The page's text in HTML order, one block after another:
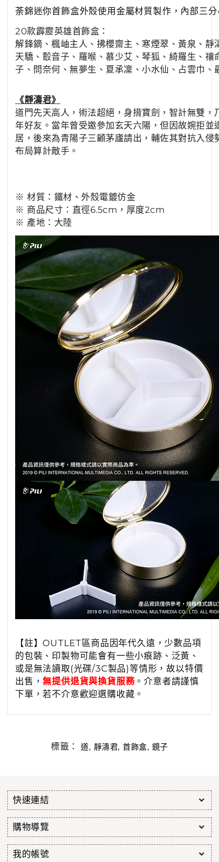
荼錦迷你首飾盒外殼使用金屬材質製作，內部三
20款霹靂英雄首飾盒：
解鋒鏑、楓岫主人、拂櫻齋主、寒煙翠、黃泉、靜
天驕、鷇音子、羅喉、慕少艾、琴狐、綺羅生、禳
子、問奈何、無夢生、夏承凜、小水仙、占雲巾、
《靜濤君》
道門先天高人，術法超絕，身揹寶劍，智計無雙，
年好友。當年曾受邀參加玄天六陽，但因故婉拒並
居，後來為青陽子三顧茅廬請出，輔佐其對抗入侵
布局算計敵手。
※ 材質：鐵材、外殼電鍍仿金
※ 商品尺寸：直徑6.5cm，厚度2cm
※ 產地：大陸
【註】OUTLET區商品因年代久遠，少數品項
的包裝、印製物可能會有一些小痕跡、泛黃、
或是無法讀取(光碟/3C製品)等情形，故以特價
出售，無提供退貨與換貨服務。介意者請謹慎
下單，若不介意歡迎選購收藏。
標籤：道, 靜濤君,首飾盒, 鏡子
快速連結
購物導覽
我的帳號